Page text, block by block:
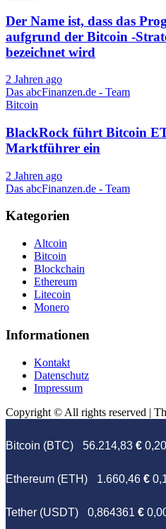
Der Name ist, dass das
aufgrund der Bitcoin -
bezeichnet wird
2 Jahren ago
Das abcFinanzen.de - Team
Bitcoin
BlackRock führt Bitcoin
Marktführer ein
2 Jahren ago
Das abcFinanzen.de - Team
Kategorien
Altcoin
Bitcoin
Blockchain
Ethereum
Litecoin
Monero
Informationen
Kontakt
Datenschutz
Impressum
Copyright © All rights reserved |
Bitcoin (BTC) 56.214,83 €
Ethereum (ETH) 1.660,46 €
Tether (USDT) 0,864361 €